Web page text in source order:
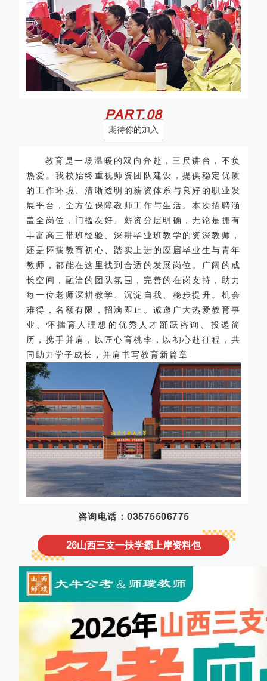
PART.08
期待你的加入
教育是一场温暖的双向奔赴，三尺讲台，不负
热爱。我校始终重视师资团队建设，提供稳定优质
的工作环境、清晰透明的薪资体系与良好的职业发
展平台，全方位保障教师工作与生活。本次招聘涵
盖全岗位，门槛友好、薪资分层明确，无论是拥有
丰富高三带班经验、深耕毕业班教学的资深教师，
还是怀揣教育初心、踏实上进的应届毕业生与青年
教师，都能在这里找到合适的发展岗位。广阔的成
长空间，融洽的团队氛围，完善的在岗支持，助力
每一位老师深耕教学、沉淀自我、稳步提升。机会
难得，名额有限，招满即止。诚邀广大热爱教育事
业、怀揣育人理想的优秀人才踊跃咨询、投递简
历，携手并肩，以匠心育桃李，以初心赴征程，共
同助力学子成长，并肩书写教育新篇章
咨询电话：03575506775
26山西三支一扶学霸上岸资料包